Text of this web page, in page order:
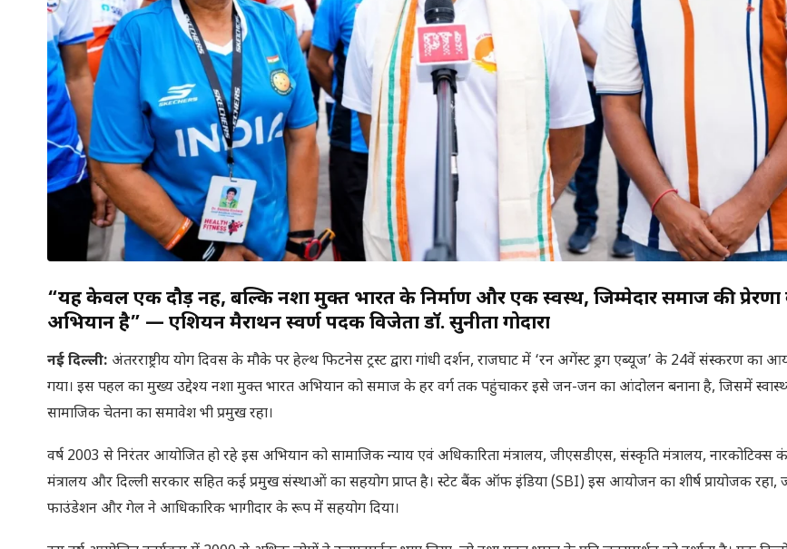
“यह केवल एक दौड़ नहीं, बल्कि नशा मुक्त भारत के निर्माण और एक स्वस्थ, जिम्मेदार समाज की प्रेरणा
अभियान है” — एशियन मैराथन स्वर्ण पदक विजेता डॉ. सुनीता गोदारा
नई दिल्ली: अंतरराष्ट्रीय योग दिवस के मौके पर हेल्थ फिटनेस ट्रस्ट द्वारा गांधी दर्शन, राजघाट में ‘रन अगेंस्ट ड्रग एब्यूज’ के 24वें संस्करण का
गया। इस पहल का मुख्य उद्देश्य नशा मुक्त भारत अभियान को समाज के हर वर्ग तक पहुंचाकर इसे जन-जन का आंदोलन बनाना है, जिसमें
सामाजिक चेतना का समावेश भी प्रमुख रहा।
वर्ष 2003 से निरंतर आयोजित हो रहे इस अभियान को सामाजिक न्याय एवं अधिकारिता मंत्रालय, जीएसडीएस, संस्कृति मंत्रालय, नारकोटिक्स
मंत्रालय और दिल्ली सरकार सहित कई प्रमुख संस्थाओं का सहयोग प्राप्त है। स्टेट बैंक ऑफ इंडिया (SBI) इस आयोजन का शीर्ष प्रायोजक
फाउंडेशन और गेल ने आधिकारिक भागीदार के रूप में सहयोग दिया।